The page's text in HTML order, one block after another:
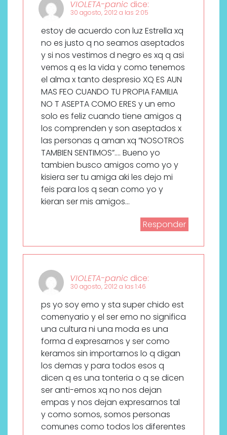
VIOLETA-panic dice:
30 agosto, 2012 a las 2:05
estoy de acuerdo con luz Estrella xq
no es justo q no seamos aseptados
y si nos vestimos d negro es xq q asi
vemos q es la vida y como tenemos
el alma x tanto despresio XQ ES AUN
MAS FEO CUANDO TU PROPIA FAMILIA
NO T ASEPTA COMO ERES y un emo
solo es feliz cuando tiene amigos q
los comprenden y son aseptados x
las personas q aman xq ”NOSOTROS
TAMBIEN SENTIMOS”…. Bueno yo
tambien busco amigos como yo y
kisiera ser tu amiga aki les dejo mi
feis para los q sean como yo y
kieran ser mis amigos…
Responder
VIOLETA-panic dice:
30 agosto, 2012 a las 1:46
ps yo soy emo y sta super chido est
comenyario y el ser emo no significa
una cultura ni una moda es una
forma d expresarnos y ser como
keramos sin importarnos lo q digan
los demas y para todos esos q
dicen q es una tonteria o q se dicen
ser anti-emos xq no nos dejan
empas y nos dejan expresarnos tal
y como somos, somos personas
comunes como todos los diferentes